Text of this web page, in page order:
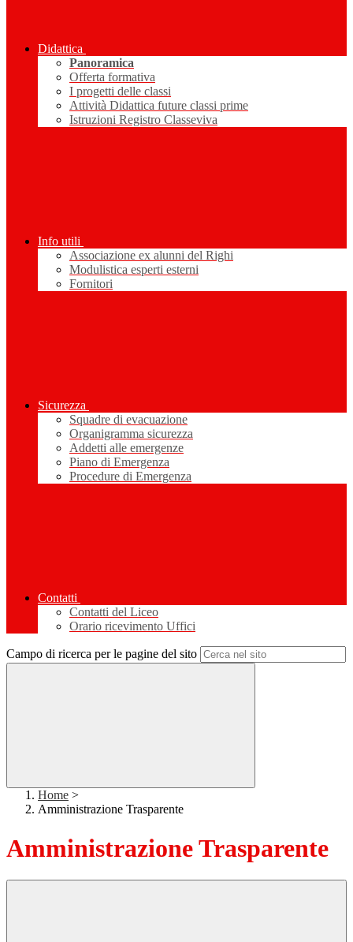
Didattica
Panoramica
Offerta formativa
I progetti delle classi
Attività Didattica future classi prime
Istruzioni Registro Classeviva
Info utili
Associazione ex alunni del Righi
Modulistica esperti esterni
Fornitori
Sicurezza
Squadre di evacuazione
Organigramma sicurezza
Addetti alle emergenze
Piano di Emergenza
Procedure di Emergenza
Contatti
Contatti del Liceo
Orario ricevimento Uffici
Campo di ricerca per le pagine del sito
Home >
Amministrazione Trasparente
Amministrazione Trasparente